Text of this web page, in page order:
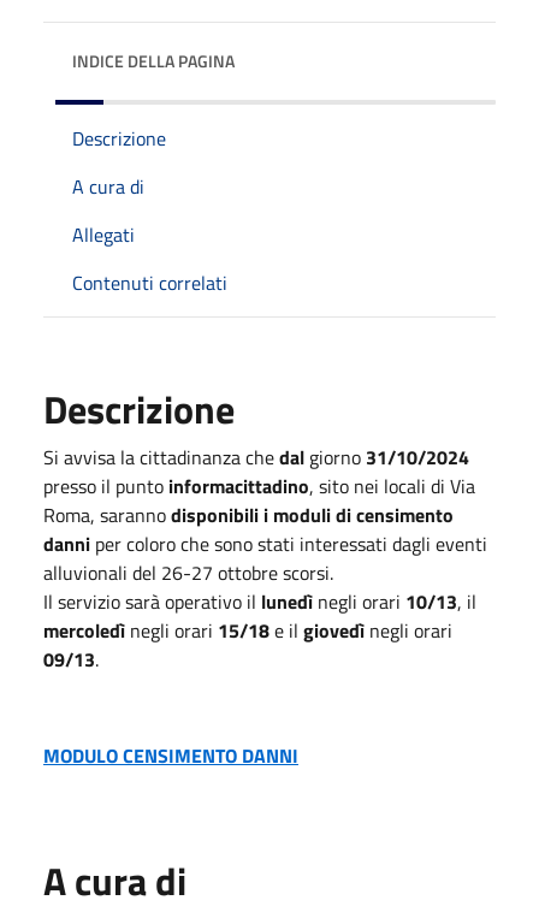
INDICE DELLA PAGINA
Descrizione
A cura di
Allegati
Contenuti correlati
Descrizione
Si avvisa la cittadinanza chedal giorno 31/10/2024
presso il punto informacittadino, sito nei locali di Via
Roma, sarannodisponibili i moduli di censimento
danni per coloro che sono stati interessati dagli eventi
alluvionali del 26-27 ottobre scorsi.
Il servizio sarà operativo il lunedì negli orari 10/13, il
mercoledì negli orari 15/18e il giovedì negli orari
09/13.
MODULO CENSIMENTO DANNI
A cura di